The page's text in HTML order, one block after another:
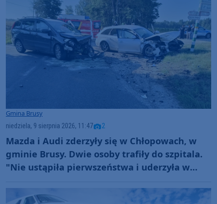
Gmina Brusy
niedziela, 9 sierpnia 2026, 11:47 2
Mazda i Audi zderzyły się w Chłopowach, w
gminie Brusy. Dwie osoby trafiły do szpitala.
"Nie ustąpiła pierwszeństwa i uderzyła w